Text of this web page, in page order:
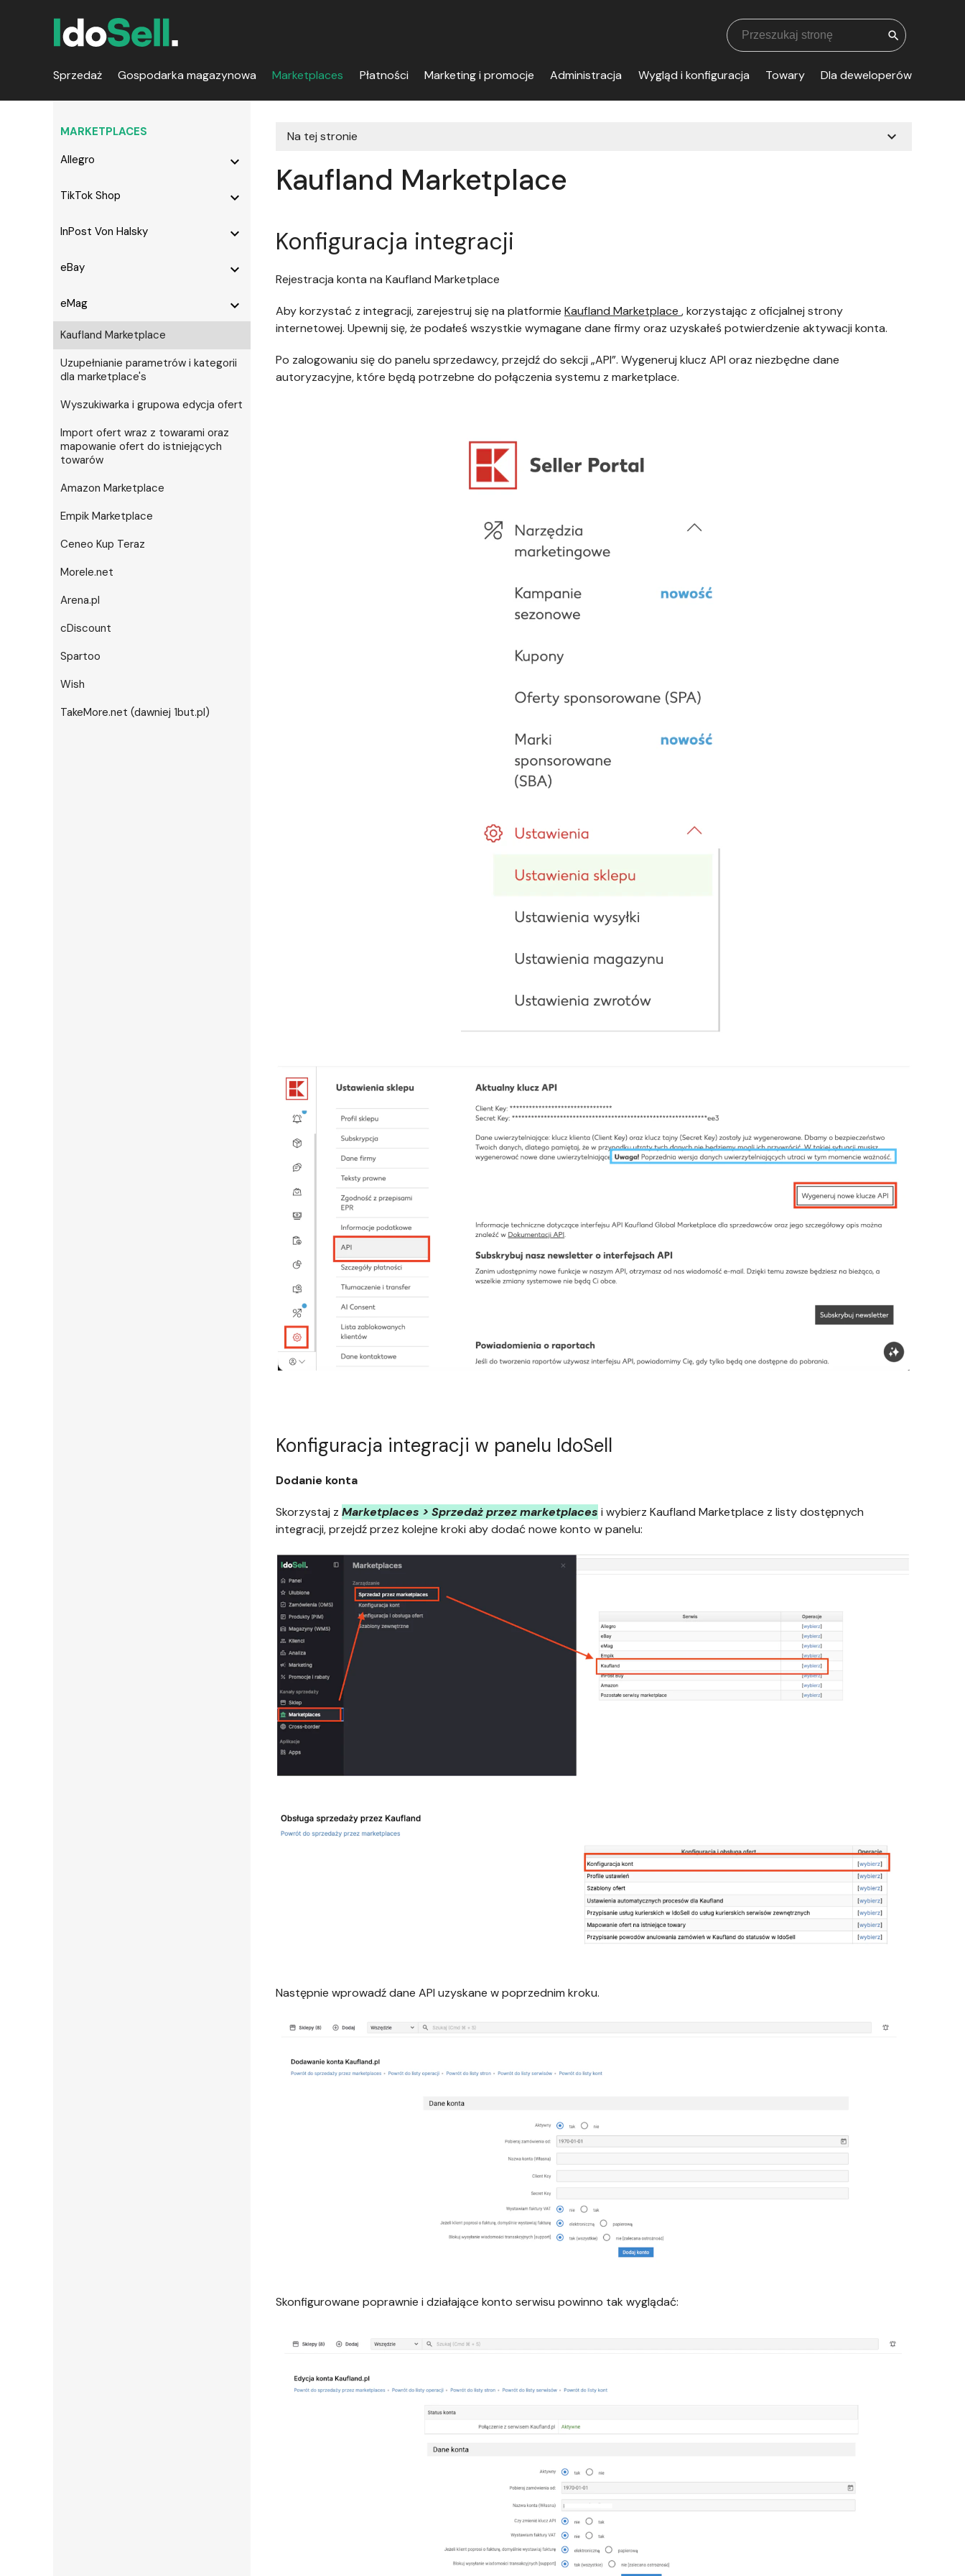
search
Sprzedaż Gospodarka magazynowa Marketplaces Płatności Marketing i promocje Administracja Wygląd i konfiguracja Towary Dla deweloperów
MARKETPLACES
Allegro
expand_more
TikTok Shop expand_more
InPost Von Halsky expand_more
eBay expand_more
eMag expand_more
Kaufland Marketplace
Uzupełnianie parametrów i kategorii
dla marketplace's
Wyszukiwarka i grupowa edycja ofert
Import ofert wraz z towarami oraz
mapowanie ofert do istniejących
towarów
Amazon Marketplace
Empik Marketplace
Ceneo Kup Teraz
Morele.net
Arena.pl
cDiscount
Spartoo
Wish
TakeMore.net (dawniej 1but.pl)
Na tej stronie expand_more
Kaufland Marketplace
Konfiguracja integracji
Rejestracja konta na Kaufland Marketplace
Aby korzystać z integracji, zarejestruj się na platformie Kaufland Marketplace , korzystając z oficjalnej strony
internetowej. Upewnij się, że podałeś wszystkie wymagane dane firmy oraz uzyskałeś potwierdzenie aktywacji konta.
Po zalogowaniu się do panelu sprzedawcy, przejdź do sekcji „API”. Wygeneruj klucz API oraz niezbędne dane
autoryzacyjne, które będą potrzebne do połączenia systemu z marketplace.
Konfiguracja integracji w panelu IdoSell
Dodanie konta
Skorzystaj z Marketplaces > Sprzedaż przez marketplaces i wybierz Kaufland Marketplace z listy dostępnych
integracji, przejdź przez kolejne kroki aby dodać nowe konto w panelu:
Następnie wprowadź dane API uzyskane w poprzednim kroku.
Skonfigurowane poprawnie i działające konto serwisu powinno tak wyglądać: